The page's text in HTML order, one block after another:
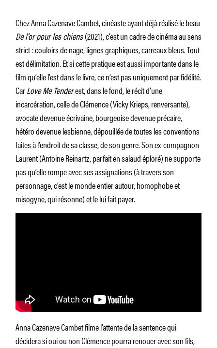
Chez Anna Cazenave Cambet, cinéaste ayant déjà réalisé le beau
De l’or pour les chiens(2021), c’est un cadre de cinéma au sens
strict : couloirs de nage, lignes graphiques, carreaux bleus. Tout
est délimitation. Et si cette pratique est aussi importante dans le
film qu’elle l’est dans le livre, ce n’est pas uniquement par fidélité.
CarLove Me Tenderest, dans le fond, le récit d’une
incarcération, celle de Clémence (Vicky Krieps, renversante),
avocate devenue écrivaine, bourgeoise devenue précaire,
hétéro devenue lesbienne, dépouillée de toutes les conventions
faites à l’endroit de sa classe, de son genre. Son ex-compagnon
Laurent (Antoine Reinartz, parfait en salaud éploré) ne supporte
pas qu’elle rompe avec ses assignations (à travers son
personnage, c’est le monde entier autour, homophobe et
misogyne, qui résonne) et le lui fait payer.
Anna Cazenave Cambet filme l’attente de la sentence qui
décidera si oui ou non Clémence pourra renouer avec son fils,